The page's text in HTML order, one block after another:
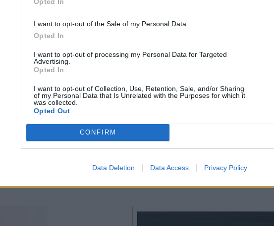
I want to opt-out of the Sale of my Personal Data.
Opted In
I want to opt-out of processing my Personal Data for Targeted
Advertising.
Opted In
I want to opt-out of Collection, Use, Retention, Sale, and/or Sharing
of my Personal Data that Is Unrelated with the Purposes for which it
was collected.
Opted Out
CONFIRM
Data Deletion Data Access Privacy Policy